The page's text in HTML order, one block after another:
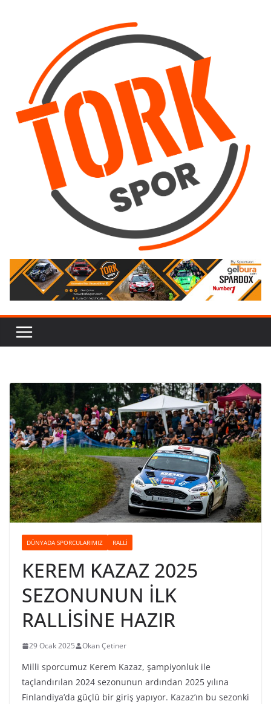
DÜNYADA SPORCULARIMIZ RALLI
KEREM KAZAZ 2025
SEZONUNUN İLK
RALLİSİNE HAZIR
29 Ocak 2025 Okan Çetiner
Milli sporcumuz Kerem Kazaz, şampiyonluk ile
taçlandırılan 2024 sezonunun ardından 2025 yılına
Finlandiya’da güçlü bir giriş yapıyor. Kazaz’ın bu sezonki